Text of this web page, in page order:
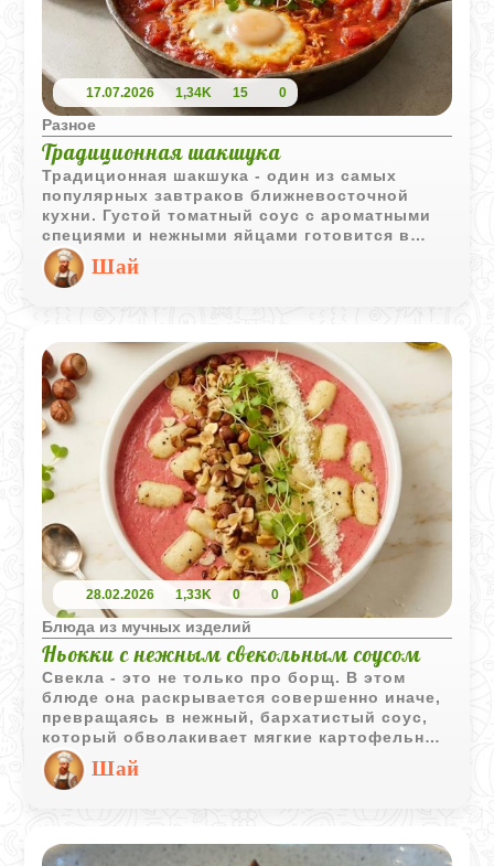
17.07.2026 1,34K 15 0
Разное
Традиционная шакшука
Традиционная шакшука - один из самых
популярных завтраков ближневосточной
кухни. Густой томатный соус с ароматными
специями и нежными яйцами готовится в
одной сковороде и прекрасно сочетается с
теплой питой, свежим хлебом или халой.
Шай
28.02.2026 1,33K 0 0
Блюда из мучных изделий
Ньокки с нежным свекольным соусом
Свекла - это не только про борщ. В этом
блюде она раскрывается совершенно иначе,
превращаясь в нежный, бархатистый соус,
который обволакивает мягкие картофельные
ньокки. Цвет получается просто
фантастический - такой ужин точно
классическими: воздушными, с легким
способ превратить простые продукты в
Шай